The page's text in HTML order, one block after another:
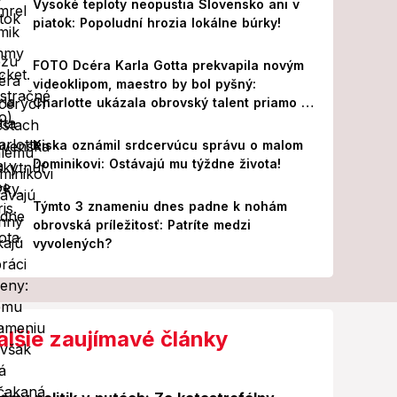
Vysoké teploty neopustia Slovensko ani v
piatok: Popoludní hrozia lokálne búrky!
FOTO Dcéra Karla Gotta prekvapila novým
videoklipom, maestro by bol pyšný:
Charlotte ukázala obrovský talent priamo v
Paríži!
Kiska oznámil srdcervúcu správu o malom
Dominikovi: Ostávajú mu týždne života!
Týmto 3 znameniu dnes padne k nohám
obrovská príležitosť: Patríte medzi
vyvolených?
zaujímavé články